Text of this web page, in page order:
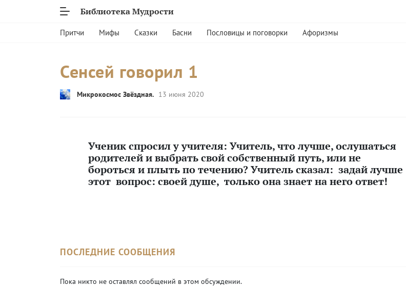
Библиотека Мудрости
Притчи Мифы Сказки Басни Пословицы и поговорки Афоризмы
Сенсей говорил 1
Микрокосмос Звёздная. 13 июня 2020
Ученик спросил у учителя: Учитель, что лучше, ослушаться
родителей и выбрать свой собственный путь, или не
бороться и плыть по течению? Учитель сказал: задай лучше
этот вопрос: своей душе, только она знает на него ответ!
ПОСЛЕДНИЕ СООБЩЕНИЯ
Пока никто не оставлял сообщений в этом обсуждении.